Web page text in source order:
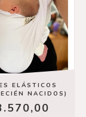
ELÁSTICOS
NACIDOS)